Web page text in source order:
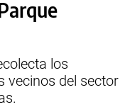
los
vecinos del sector